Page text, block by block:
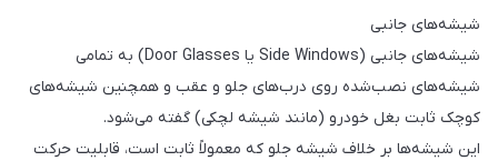
شیشه‌های جانبی
شیشه‌های جانبی (Side Windows یا Door Glasses) به تمامی
شیشه‌های نصب‌شده روی درب‌های جلو و عقب و همچنین شیشه‌های
کوچک ثابت بغل خودرو (مانند شیشه لچکی) گفته می‌شود.
این شیشه‌ها بر خلاف شیشه جلو که معمولاً ثابت است، قابلیت حرکت